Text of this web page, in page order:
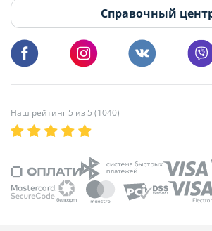
Пишите и звоните нам в будние дни с 8:00 до
Справочный
Наш рейтинг 5 из 5 (1040)